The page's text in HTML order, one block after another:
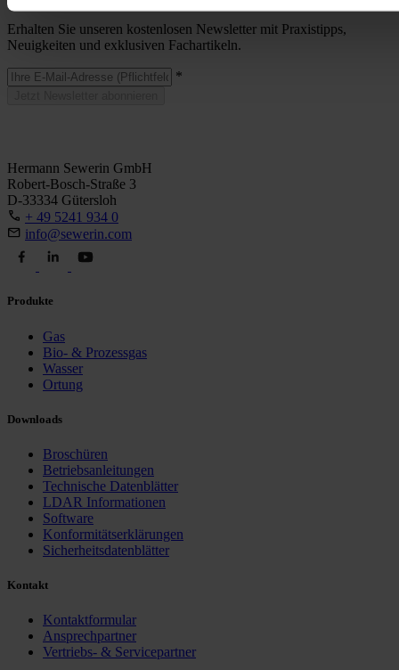
Erhalten Sie unseren kostenlosen Newsletter mit Praxistipps,
Neuigkeiten und exklusiven Fachartikeln.
*
Hermann Sewerin GmbH
Robert-Bosch-Straße 3
D-33334 Gütersloh
+ 49 5241 934 0
info@sewerin.com
Produkte
Gas
Bio- & Prozessgas
Wasser
Ortung
Downloads
Broschüren
Betriebsanleitungen
Technische Datenblätter
LDAR Informationen
Software
Konformitätserklärungen
Sicherheitsdatenblätter
Kontakt
Kontaktformular
Ansprechpartner
Vertriebs- & Servicepartner